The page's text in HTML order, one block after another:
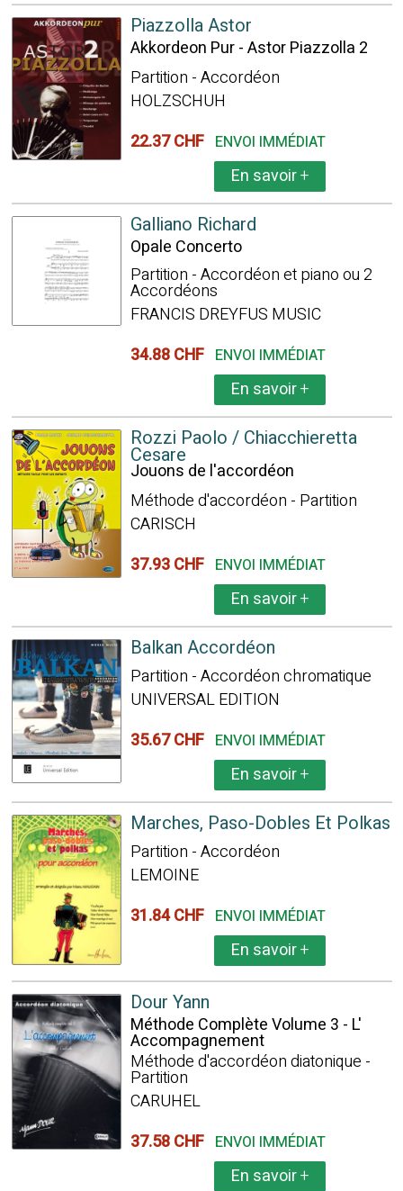
Piazzolla Astor
Akkordeon Pur - Astor Piazzolla 2
Partition - Accordéon
HOLZSCHUH
22.37 CHF ENVOI IMMÉDIAT
En savoir+
Galliano Richard
Opale Concerto
Partition - Accordéon et piano ou 2
Accordéons
FRANCIS DREYFUS MUSIC
34.88 CHF ENVOI IMMÉDIAT
En savoir+
Rozzi Paolo / Chiacchieretta
Cesare
Jouons de l'accordéon
Méthode d'accordéon - Partition
CARISCH
37.93 CHF ENVOI IMMÉDIAT
En savoir+
Balkan Accordéon
Partition - Accordéon chromatique
UNIVERSAL EDITION
35.67 CHF ENVOI IMMÉDIAT
En savoir+
Marches, Paso-Dobles Et Polkas
Partition - Accordéon
LEMOINE
31.84 CHF ENVOI IMMÉDIAT
En savoir+
Dour Yann
Méthode Complète Volume 3 - L'
Accompagnement
Méthode d'accordéon diatonique -
Partition
CARUHEL
37.58 CHF ENVOI IMMÉDIAT
En savoir+